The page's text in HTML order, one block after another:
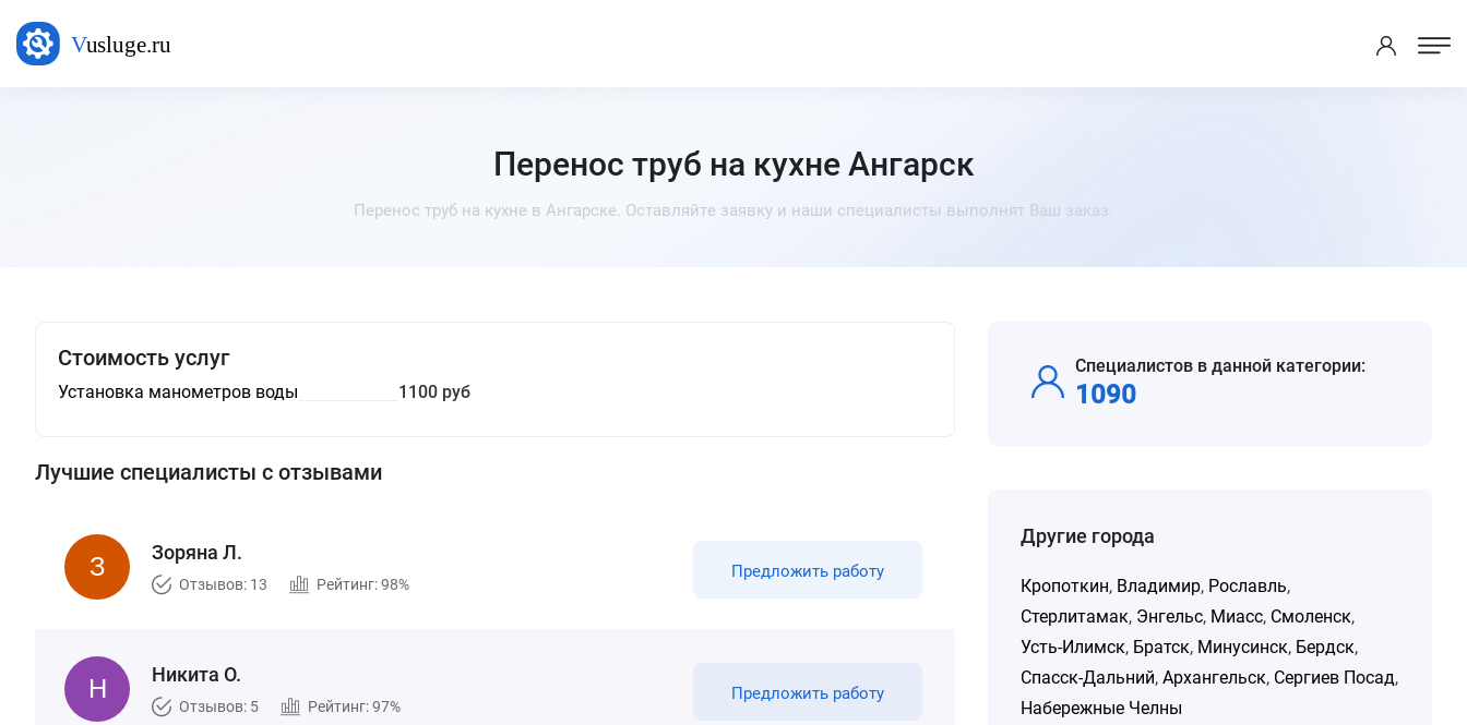
Перенос труб на кухне Ангарск
Перенос труб на кухне в Ангарске. Оставляйте заявку и наши специалисты выполнят Ваш заказ.
Стоимость услуг
Установка манометров воды 1100 руб
Лучшие специалисты с отзывами
Зоряна Л.
Отзывов: 13 Рейтинг: 98%
Предложить работу
Никита О.
Отзывов: 5 Рейтинг: 97%
Предложить работу
Специалистов в данной категории:
1090
Другие города
Кропоткин, Владимир, Рославль,
Стерлитамак, Энгельс, Миасс, Смоленск,
Усть-Илимск, Братск, Минусинск, Бердск,
Спасск-Дальний,Архангельск, Сергиев Посад,
Набережные Челны